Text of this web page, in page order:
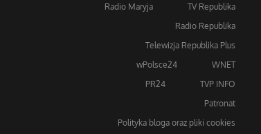
Radio Maryja
TV Republika
Radio Republika
Telewizja Republika Plus
wPolsce24
WNET
PR24
TVP INFO
Patronat
Polityka bloga oraz pliki cookies